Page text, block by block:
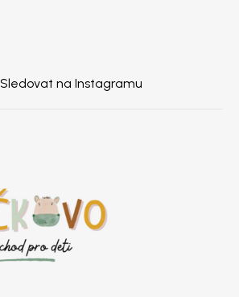
Sledovat na Instagramu